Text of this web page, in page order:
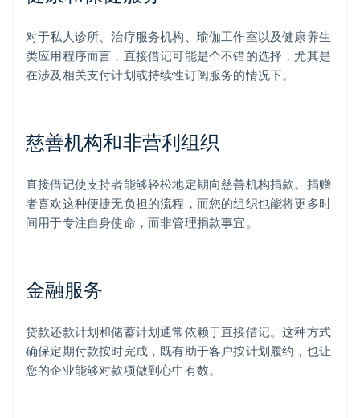
对于私人诊所、治疗服务机构、瑜伽工作室以及健康养生
类应用程序而言，直接借记可能是个不错的选择，尤其是
在涉及相关支付计划或持续性订阅服务的情况下。
慈善机构和非营利组织
直接借记使支持者能够轻松地定期向慈善机构捐款。捐赠
者喜欢这种便捷无负担的流程，而您的组织也能将更多时
间用于专注自身使命，而非管理捐款事宜。
金融服务
贷款还款计划和储蓄计划通常依赖于直接借记。这种方式
确保定期付款按时完成，既有助于客户按计划履约，也让
您的企业能够对款项做到心中有数。